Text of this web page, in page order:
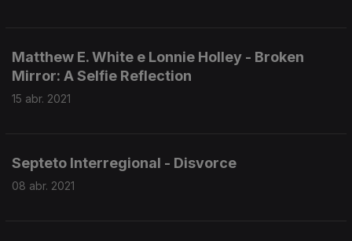
Matthew E. White e Lonnie Holley - Broken
Mirror: A Selfie Reflection
15 abr. 2021
Septeto Interregional - Disvorce
08 abr. 2021